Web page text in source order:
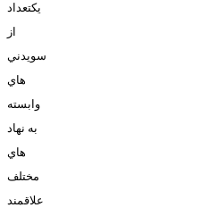
يکتعداد
از
سويدني
هاي
وابسته
به نهاد
هاي
مختلف
علاقمند